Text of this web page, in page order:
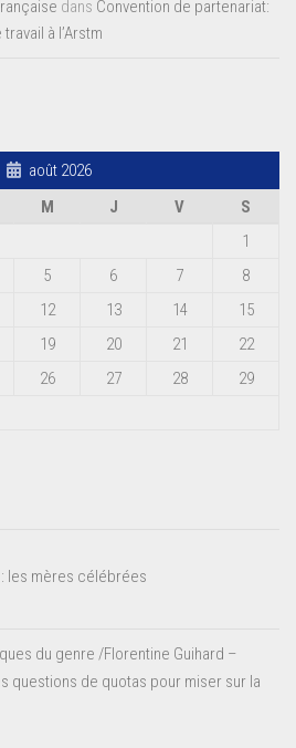
dans Convention de partenariat:
à l’Arstm
août 2026
M J V
S
1
5 6 7
8
12 13 14
15
19 20 21
22
26 27 28
29
: les mères célébrées
du genre /Florentine Guihard –
questions de quotas pour miser sur la